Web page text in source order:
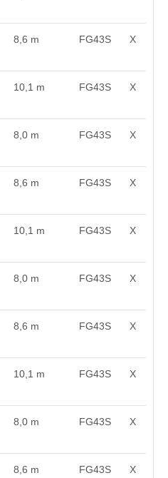
8,6 m FG43S X
10,1 m FG43S X
8,0 m FG43S X
8,6 m FG43S X
10,1 m FG43S X
8,0 m FG43S X
8,6 m FG43S X
10,1 m FG43S X
8,0 m FG43S X
8,6 m FG43S X